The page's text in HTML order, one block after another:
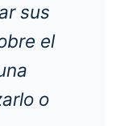
sus
el
o